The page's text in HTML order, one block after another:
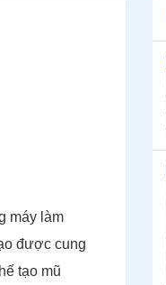
máy làm
được cung
tạo mũ